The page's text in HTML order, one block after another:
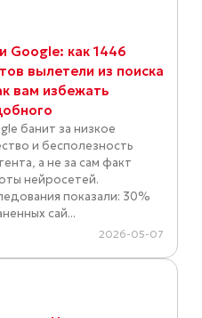
Google: как 1446
вылетели из поиска
вам избежать
банит за низкое
и бесполезность
а не за сам факт
нейросетей.
показали: 30%
сай...
2026-05-07